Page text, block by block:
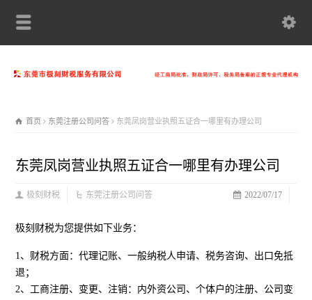
首页 东莞注册公司问答 东莞凤岗营业执照五证合一哪里有办理公司
东莞凤岗营业执照五证合一哪里有办理公司
2022/07/17
极刻财税 东莞注册公司问答
极刻财税为您提供如下业务：
1、财税方面：代理记账、一般纳税人申请、税务咨询、出口免抵
退；
2、工商注册、变更、注销：内外资公司、个体户的注册、公司变